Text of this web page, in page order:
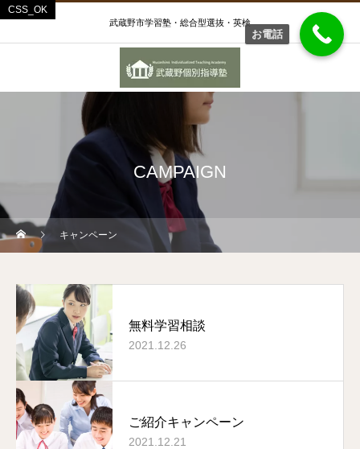
武蔵野市学習塾・総合型選抜・英検
CAMPAIGN
キャンペーン
無料学習相談
2021.12.26
ご紹介キャンペーン
2021.12.21
お電話